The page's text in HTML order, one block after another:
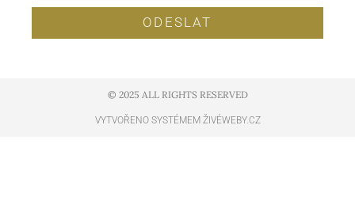
ODESLAT
© 2025 ALL RIGHTS RESERVED​
VYTVOŘENO SYSTÉMEM ŽIVÉWEBY.CZ